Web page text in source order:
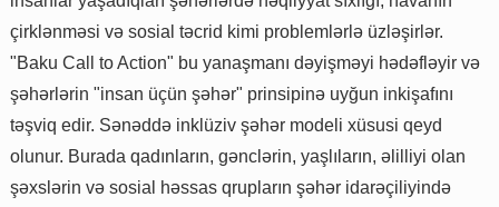
çirklənməsi və sosial təcrid kimi problemlərlə üzləşirlər.
"Baku Call to Action" bu yanaşmanı dəyişməyi hədəfləyir və
şəhərlərin "insan üçün şəhər" prinsipinə uyğun inkişafını
təşviq edir. Sənəddə inklüziv şəhər modeli xüsusi qeyd
olunur. Burada qadınların, gənclərin, yaşlıların, əlilliyi olan
şəxslərin və sosial həssas qrupların şəhər idarəçiliyində